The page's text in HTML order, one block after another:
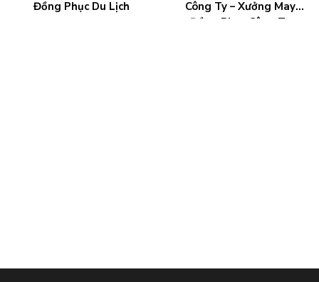
Đồng Phục Du Lịch
Công Ty – Xưởng May
Đồng Phục Công Ty